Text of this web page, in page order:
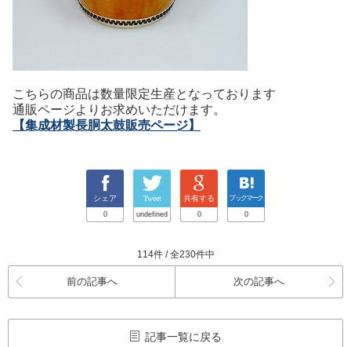
こちらの商品は数量限定生産となっております
通販ページよりお求めいただけます。
【集成材製長胴太鼓販売ページ】
シェア
0
Tweet
undefined
共有する
0
ブックマーク
0
114件 / 全230件中
前の記事へ 次の記事へ
記事一覧に戻る